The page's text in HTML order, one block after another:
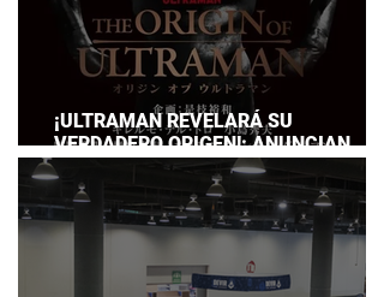
¡ULTRAMAN REVELARÁ SU
VERDADERO ORIGEN!: ANUNCIAN
DOCUMENTAL POR EL 60
ANIVERSARIO DE LA FRANQUICIA